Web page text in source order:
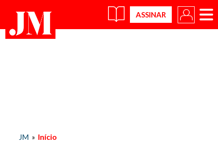
×
JM » Início